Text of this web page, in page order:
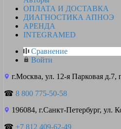
ОПЛАТА И ДОСТАВКА
ДИАГНОСТИКА АПНОЭ
АРЕНДА
INTEGRAMED
Сравнение
Войти
г.Москва, ул. 12-я Парковая д.7,
☎ 8 800 775-50-58
196084, г.Санкт-Петербург, ул.
☎ +7 812 409-62-49